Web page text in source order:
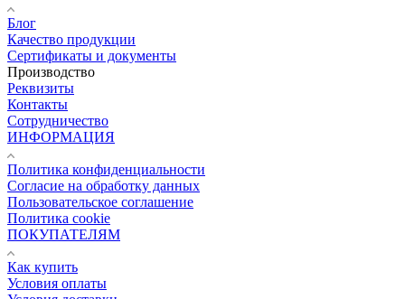
Блог
Качество продукции
Сертификаты и документы
Производство
Реквизиты
Контакты
Сотрудничество
ИНФОРМАЦИЯ
Политика конфиденциальности
Согласие на обработку данных
Пользовательское соглашение
Политика cookie
ПОКУПАТЕЛЯМ
Как купить
Условия оплаты